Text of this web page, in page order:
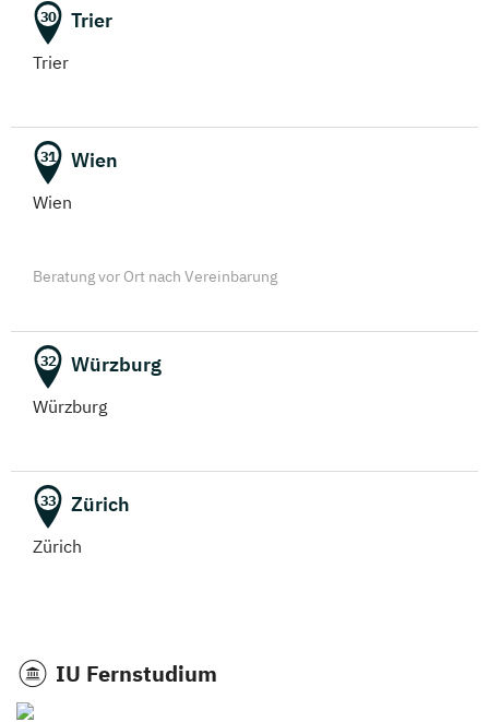
30 Trier
Trier
31 Wien
Wien
Beratung vor Ort nach Vereinbarung
32 Würzburg
Würzburg
33 Zürich
Zürich
IU Fernstudium